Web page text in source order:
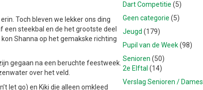
Toch bleven we lekker ons ding
steekbal en de het grootste deel
Shanna op het gemakske richting
gegaan na een beruchte feestweek.
over het veld.
let go) en Kiki die alleen omkleed
Dart Competitie (5)
Geen categorie (5)
Jeugd (179)
Pupil van de Week(98)
Senioren (50)
2e Elftal (14)
Verslag Senioren / Dames